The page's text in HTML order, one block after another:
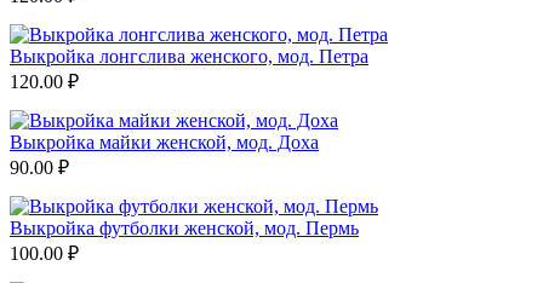
Выкройка лонгслива женского, мод. Петра
120.00 ₽
Выкройка майки женской, мод. Доха
90.00 ₽
Выкройка футболки женской, мод. Пермь
100.00 ₽